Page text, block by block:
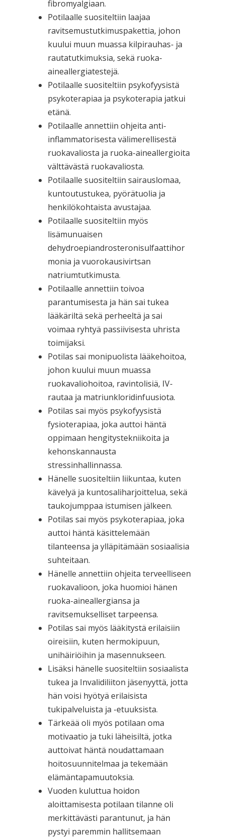
fibromyalgiaan.
Potilaalle suositeltiin laajaa
ravitsemustutkimuspakettia, johon
kuului muun muassa kilpirauhas- ja
rautatutkimuksia, sekä ruoka-
aineallergiatestejä.
Potilaalle suositeltiin psykofyysistä
psykoterapiaa ja psykoterapia jatkui
etänä.
Potilaalle annettiin ohjeita anti-
inflammatorisesta välimerellisestä
ruokavaliosta ja ruoka-aineallergioita
välttävästä ruokavaliosta.
Potilaalle suositeltiin sairauslomaa,
kuntoutustukea, pyörätuolia ja
henkilökohtaista avustajaa.
Potilaalle suositeltiin myös
lisämunuaisen
dehydroepiandrosteronisulfaattihor
monia ja vuorokausivirtsan
natriumtutkimusta.
Potilaalle annettiin toivoa
parantumisesta ja hän sai tukea
lääkäriltä sekä perheeltä ja sai
voimaa ryhtyä passiivisesta uhrista
toimijaksi.
Potilas sai monipuolista lääkehoitoa,
johon kuului muun muassa
ruokavaliohoitoa, ravintolisiä, IV-
rautaa ja matriunkloridinfuusiota.
Potilas sai myös psykofyysistä
fysioterapiaa, joka auttoi häntä
oppimaan hengitystekniikoita ja
kehonskannausta
stressinhallinnassa.
Hänelle suositeltiin liikuntaa, kuten
kävelyä ja kuntosaliharjoittelua, sekä
taukojumppaa istumisen jälkeen.
Potilas sai myös psykoterapiaa, joka
auttoi häntä käsittelemään
tilanteensa ja ylläpitämään sosiaalisia
suhteitaan.
Hänelle annettiin ohjeita terveelliseen
ruokavalioon, joka huomioi hänen
ruoka-aineallergiansa ja
ravitsemukselliset tarpeensa.
Potilas sai myös lääkitystä erilaisiin
oireisiin, kuten hermokipuun,
unihäiriöihin ja masennukseen.
Lisäksi hänelle suositeltiin sosiaalista
tukea ja Invalidiliiton jäsenyyttä, jotta
hän voisi hyötyä erilaisista
tukipalveluista ja -etuuksista.
Tärkeää oli myös potilaan oma
motivaatio ja tuki läheisiltä, jotka
auttoivat häntä noudattamaan
hoitosuunnitelmaa ja tekemään
elämäntapamuutoksia.
Vuoden kuluttua hoidon
aloittamisesta potilaan tilanne oli
merkittävästi parantunut, ja hän
pystyi paremmin hallitsemaan